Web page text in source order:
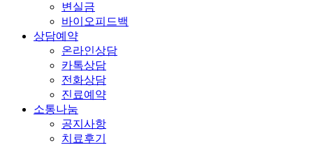
변실금
바이오피드백
상담예약
온라인상담
카톡상담
전화상담
진료예약
소통나눔
공지사항
치료후기